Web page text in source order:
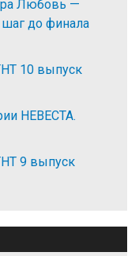
Любовь —
шаг до финала
10 выпуск
НЕВЕСТА.
9 выпуск